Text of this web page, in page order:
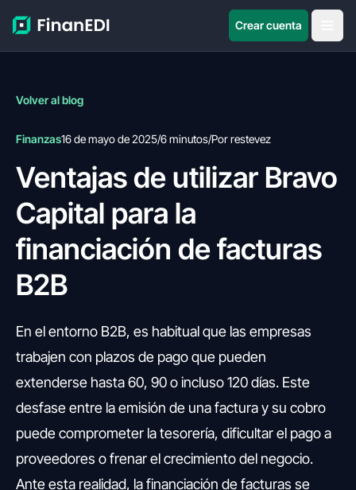
Crear cuenta
Volver al blog
Finanzas16 de mayo de 2025/6 minutos/Por restevez
Ventajas de utilizar Bravo
Capital para la
financiación de facturas
B2B
En el entorno B2B, es habitual que las empresas
trabajen con plazos de pago que pueden
extenderse hasta 60, 90 o incluso 120 días. Este
desfase entre la emisión de una factura y su cobro
puede comprometer la tesorería, dificultar el pago a
proveedores o frenar el crecimiento del negocio.
Ante esta realidad, la financiación de facturas se